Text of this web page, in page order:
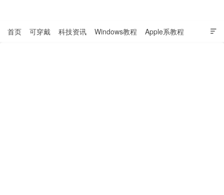

首页 可穿戴 科技资讯 Windows教程 Apple系教程